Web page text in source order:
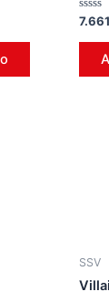
0
SSV